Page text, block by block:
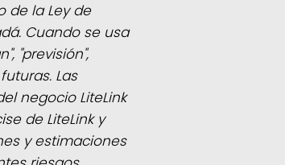
de la Ley de
Cuando se usa
"previsión",
Las
negocio LiteLink
de LiteLink y
y estimaciones